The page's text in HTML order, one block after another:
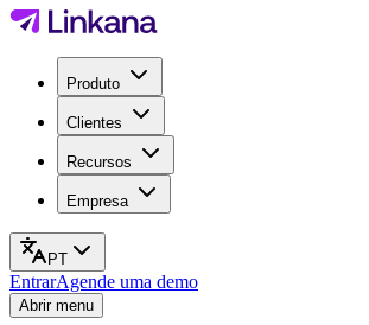
Produto
Clientes
Recursos
Empresa
PT
EntrarAgende uma demo
Abrir menu